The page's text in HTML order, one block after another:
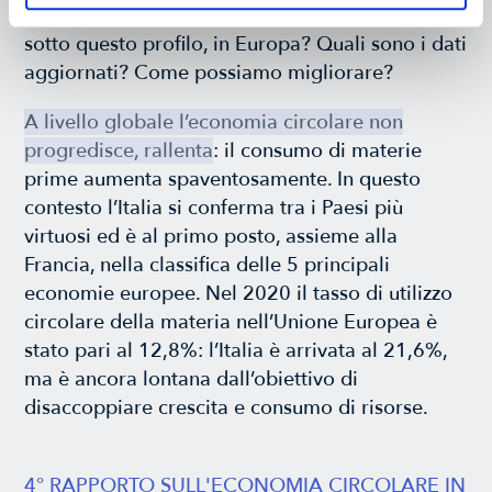
l’economia circolare? Che posizione occupiamo,
sotto questo profilo, in Europa? Quali sono i dati
aggiornati? Come possiamo migliorare?
A livello globale l’economia circolare non
progredisce, rallenta: il consumo di materie
prime aumenta spaventosamente. In questo
contesto l’Italia si conferma tra i Paesi più
virtuosi ed è al primo posto, assieme alla
Francia, nella classifica delle 5 principali
economie europee. Nel 2020 il tasso di utilizzo
circolare della materia nell’Unione Europea è
stato pari al 12,8%: l’Italia è arrivata al 21,6%,
ma è ancora lontana dall’obiettivo di
disaccoppiare crescita e consumo di risorse.
4° RAPPORTO SULL'ECONOMIA CIRCOLARE IN